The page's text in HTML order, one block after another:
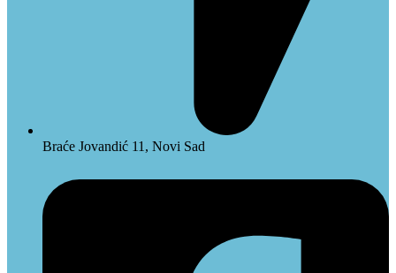
Braće Jovandić 11, Novi Sad